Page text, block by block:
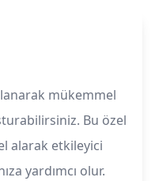
mükemmel
Bu özel
alarak etkileyici
yardımcı olur.